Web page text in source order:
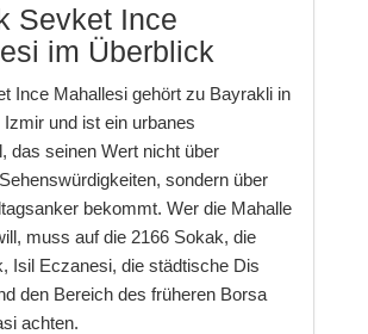
Sevket Ince
im Überblick
Ince Mahallesi gehört zu Bayrakli in
und ist ein urbanes
das seinen Wert nicht über
sondern über
bekommt. Wer die Mahalle
muss auf die 2166 Sokak, die
Isil Eczanesi, die städtische Dis
den Bereich des früheren Borsa
achten.